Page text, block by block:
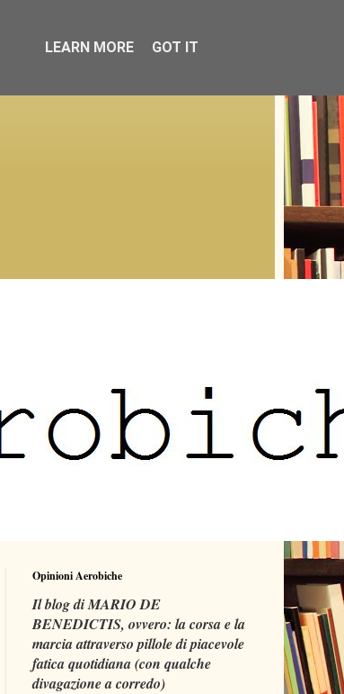
Opinioni Aerobiche
Il blog di MARIO DE
BENEDICTIS, ovvero: la corsa e la
marcia attraverso pillole di piacevole
fatica quotidiana (con qualche
divagazione a corredo)
LEARN MORE GOT IT